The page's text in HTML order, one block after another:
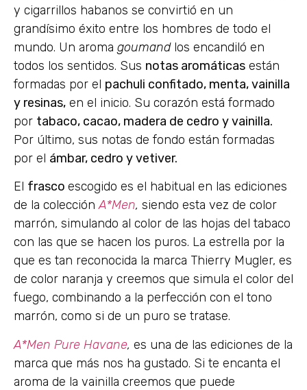
y cigarrillos habanos se convirtió en un
grandísimo éxito entre los hombres de todo el
mundo. Un aroma goumandlos encandiló en
todos los sentidos. Sus notas aromáticas están
formadas por el pachuli confitado, menta, vainilla
y resinas, en el inicio. Su corazón está formado
por tabaco, cacao, madera de cedro y vainilla.
Por último, sus notas de fondo están formadas
por el ámbar, cedro y vetiver.
El frasco escogido es el habitual en las ediciones
de la colecciónA*Men, siendo esta vez de color
marrón, simulando al color de las hojas del tabaco
con las que se hacen los puros. La estrella por la
que es tan reconocida la marca Thierry Mugler, es
de color naranja y creemos que simula el color del
fuego, combinando a la perfección con el tono
marrón, como si de un puro se tratase.
A*Men Pure Havane, es una de las ediciones de la
marca que más nos ha gustado. Si te encanta el
aroma de la vainilla creemos que puede